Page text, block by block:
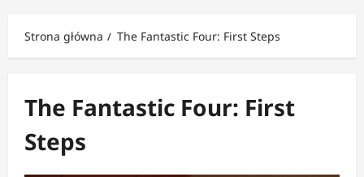
Strona główna The Fantastic Four: First Steps
The Fantastic Four: First
Steps